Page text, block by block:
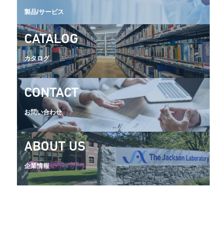
製品/サービス
CATALOG
カタログ
CONTACT
お問い合わせ
ABOUT US
企業情報